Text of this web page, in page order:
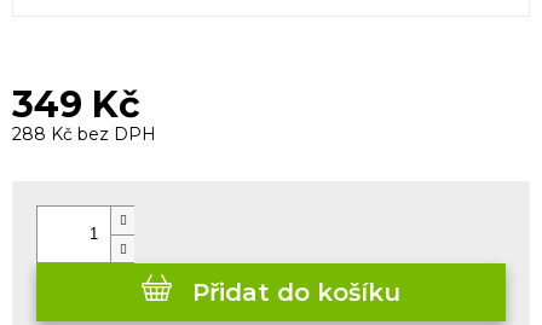
349 Kč
288 Kč bez DPH
Přidat do košíku